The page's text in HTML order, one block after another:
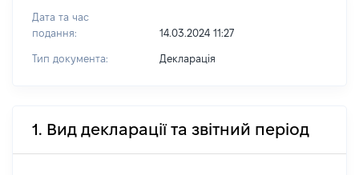
Дата та час
подання:
14.03.2024 11:27
Тип документа: Декларація
1. Вид декларації та звітний період